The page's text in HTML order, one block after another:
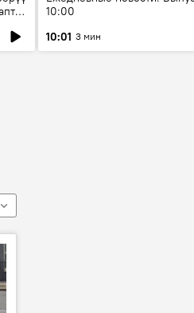
10:00
10:01 3 мин